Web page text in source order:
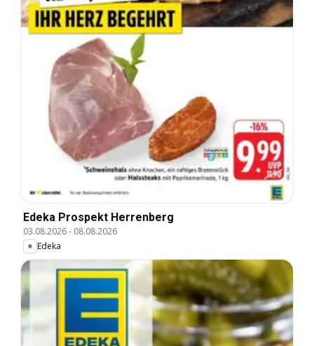
Edeka Prospekt Herrenberg
03.08.2026- 08.08.2026
Edeka